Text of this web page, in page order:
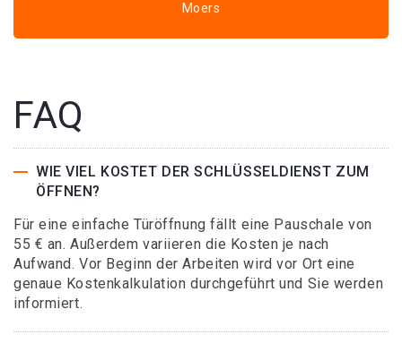
Moers
FAQ
WIE VIEL KOSTET DER SCHLÜSSELDIENST ZUM
ÖFFNEN?
Für eine einfache Türöffnung fällt eine Pauschale von
55 € an. Außerdem variieren die Kosten je nach
Aufwand. Vor Beginn der Arbeiten wird vor Ort eine
genaue Kostenkalkulation durchgeführt und Sie werden
informiert.